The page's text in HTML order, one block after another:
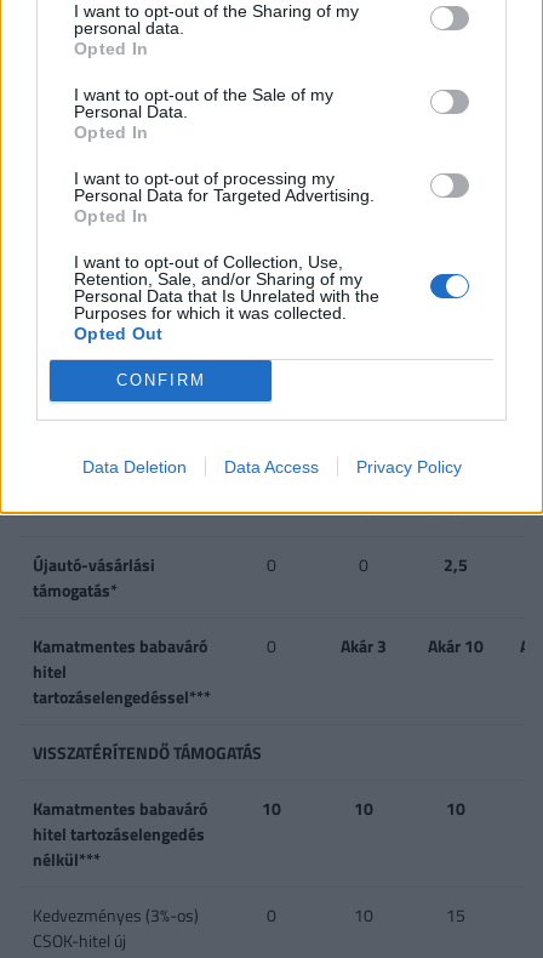
I want to opt-out of the Sharing of my
personal data.
Opted In
I want to opt-out of the Sale of my
Personal Data.
Opted In
I want to opt-out of processing my
Personal Data for Targeted Advertising.
Opted In
I want to opt-out of Collection, Use,
Retention, Sale, and/or Sharing of my
Personal Data that Is Unrelated with the
Purposes for which it was collected.
Opted Out
CONFIRM
Data Deletion Data Access Privacy Policy
CSOK új építésű
CSOK használt ingatlan
kistelepülés)*, vagy
vásárlására, bővítésére
és/vagy
korszerűsítésére
(kistelepülés)*
Jelzáloghitel-
elengedés**
0
Tartozás
fele
Teljes
tartozás
Újautó-vásárlási
támogatás*
0 0 2,5
Kamatmentes babaváró
hitel
tartozáselengedéssel***
0 Akár 3 Akár 10
VISSZATÉRÍTENDŐ TÁMOGATÁS
Kamatmentes babaváró
hitel tartozáselengedés
nélkül***
10 10 10
Kedvezményes (3%-os)
CSOK-hitel új
0 10 15